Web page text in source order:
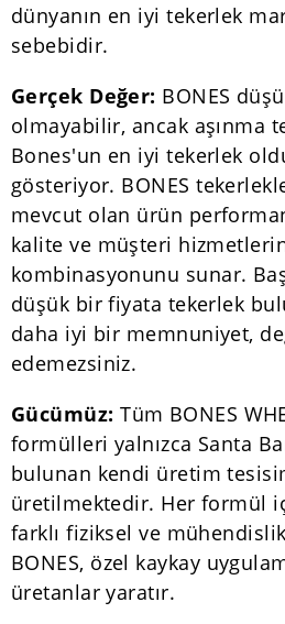
dünyanın en iyi tekerlek
sebebidir.
Gerçek Değer: BONES
olmayabilir, ancak aşınma
Bones'un en iyi tekerlek
gösteriyor. BONES
mevcut olan ürün
kalite ve müşteri
kombinasyonunu sunar.
düşük bir fiyata tekerlek
daha iyi bir memnuniyet,
edemezsiniz.
Gücümüz: Tüm BONES
formülleri yalnızca Santa
bulunan kendi üretim
üretilmektedir. Her formül
farklı fiziksel ve
BONES, özel kaykay
üretanlar yaratır.